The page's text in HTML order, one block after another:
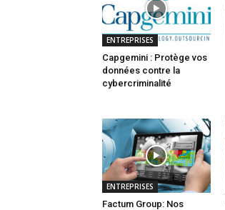
ENTREPRISES
Capgemini : Protège vos
données contre la
cybercriminalité
ENTREPRISES
Factum Group: Nos